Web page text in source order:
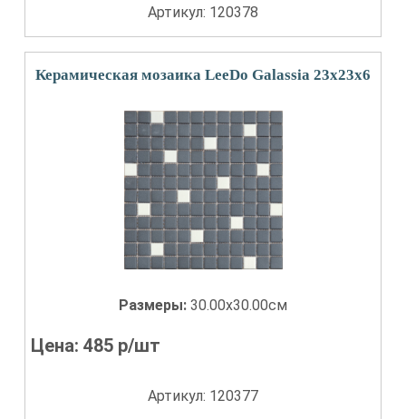
Артикул: 120378
Керамическая мозаика LeeDo Galassia 23x23x6
Размеры: 30.00x30.00см
Цена:485 р/шт
Артикул: 120377